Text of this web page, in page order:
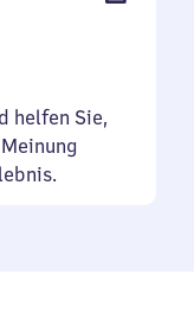
helfen Sie,